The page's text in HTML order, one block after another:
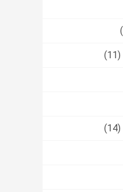
(11)
(14)